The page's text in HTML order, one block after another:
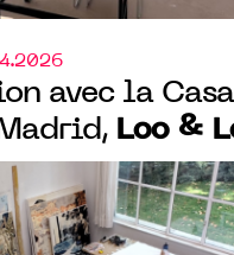
avec la
Loo &
à Paris